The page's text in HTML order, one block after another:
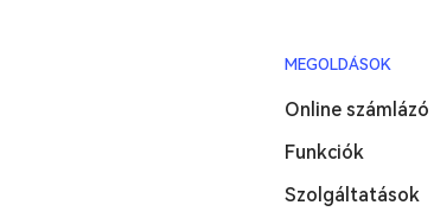
MEGOLDÁSOK
Online számlázó
Funkciók
Szolgáltatások